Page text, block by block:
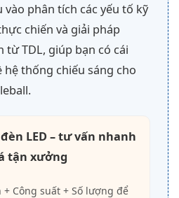
vào phân tích các yếu tố kỹ
chiến và giải pháp
từ TDL, giúp bạn có cái
thống chiếu sáng cho
LED – tư vấn nhanh
tận xưởng
Công suất + Số lượng để